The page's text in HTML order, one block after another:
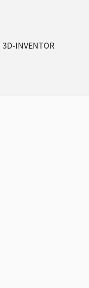
3D-INVENTOR